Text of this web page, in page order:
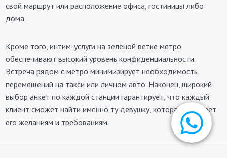
свой маршрут или расположение офиса, гостиницы либо
дома.
Кроме того, интим-услуги на зелёной ветке метро
обеспечивают высокий уровень конфиденциальности.
Встреча рядом с метро минимизирует необходимость
перемещений на такси или личном авто. Наконец, широкий
выбор анкет по каждой станции гарантирует, что каждый
клиент сможет найти именно ту девушку, которая отвечает
его желаниям и требованиям.